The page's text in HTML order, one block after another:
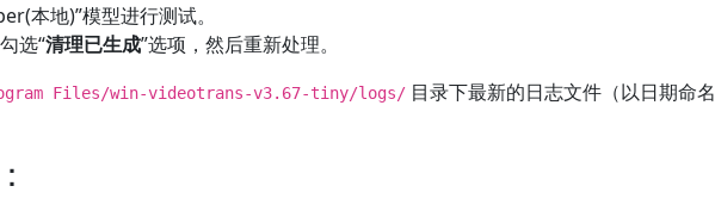
本地)”模型进行测试。
选“清理已生成”选项，然后重新处理。
Files/win-videotrans-v3.67-tiny/logs/ 目录下最新的日志文件（以日期命